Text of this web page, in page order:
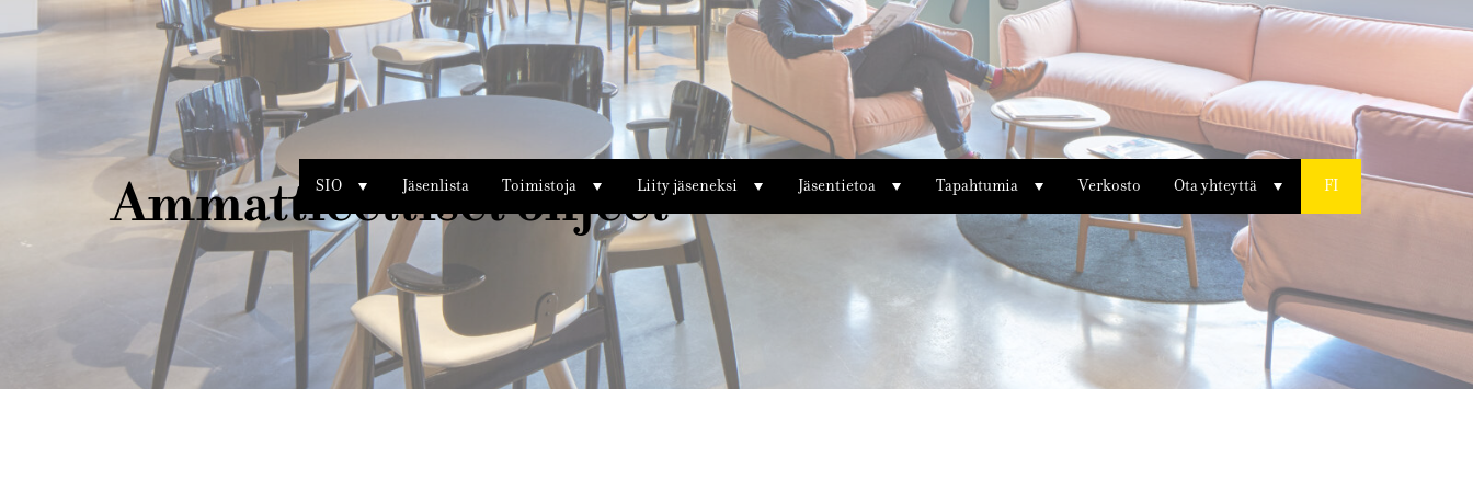
Sisustusarkkitehdit
SIO
SIO Jäsenlista Toimistoja Liity jäseneksi Jäsentietoa Tapahtumia Verkosto Ota yhteyttä FI
Ammattieettiset ohjeet